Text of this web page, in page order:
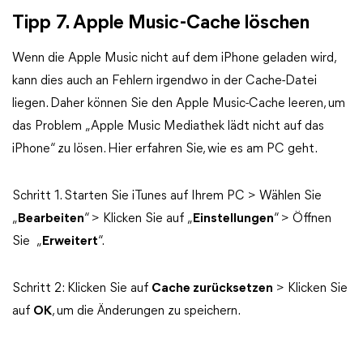
Tipp 7. Apple Music-Cache löschen
Wenn die Apple Music nicht auf dem iPhone geladen wird,
kann dies auch an Fehlern irgendwo in der Cache-Datei
liegen. Daher können Sie den Apple Music-Cache leeren, um
das Problem „Apple Music Mediathek lädt nicht auf das
iPhone“ zu lösen. Hier erfahren Sie, wie es am PC geht.
Schritt 1. Starten Sie iTunes auf Ihrem PC > Wählen Sie
„ Bearbeiten“ > Klicken Sie auf „ Einstellungen“ > Öffnen
Sie „ Erweitert“.
Schritt 2: Klicken Sie auf Cache zurücksetzen > Klicken Sie
auf OK, um die Änderungen zu speichern.